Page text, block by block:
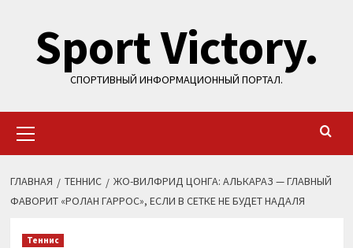
содержимому
Sport Victory.
СПОРТИВНЫЙ ИНФОРМАЦИОННЫЙ ПОРТАЛ.
меню
ГЛАВНАЯ ТЕННИС
ЖО-ВИЛФРИД ЦОНГА: АЛЬКАРАЗ — ГЛАВНЫЙ
ФАВОРИТ «РОЛАН ГАРРОС», ЕСЛИ В СЕТКЕ НЕ БУДЕТ НАДАЛЯ
Теннис